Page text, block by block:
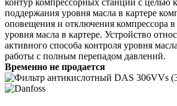
контур компрессорных станций с целью
поддержания уровня масла в картере
оповещения и отключения компрессора в
уровня масла в картере. Устройство
активного способа контроля уровня
работы с полным перепадом давлений.
Временно не продается